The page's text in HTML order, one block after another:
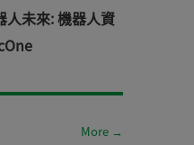
人未來: 機器人資
More →